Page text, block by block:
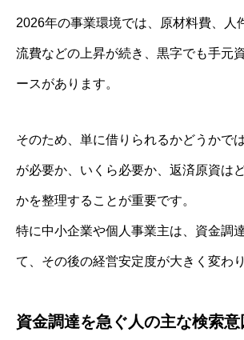
2026年の事業環境では、原材料費、人
流費などの上昇が続き、黒字でも手元
ースがあります。
そのため、単に借りられるかどうかで
が必要か、いくら必要か、返済原資は
かを整理することが重要です。
特に中小企業や個人事業主は、資金調
て、その後の経営安定度が大きく変わり
資金調達を急ぐ人の主な検索意